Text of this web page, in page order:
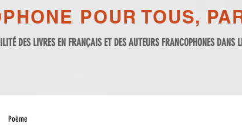
POUR TOUS,
DES LIVRES EN FRANÇAIS ET DES AUTEURS FRANCOPHONES DANS
Poème